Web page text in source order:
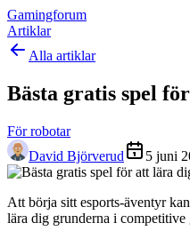
Gamingforum
Artiklar
Alla artiklar
Bästa gratis spel
För robotar
David Björverud
5 juni
Att börja sitt esports-äventyr
lära dig grunderna i